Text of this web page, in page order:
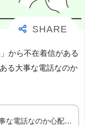
から不在着信がある
る大事な電話なのか
な電話なのか心配…